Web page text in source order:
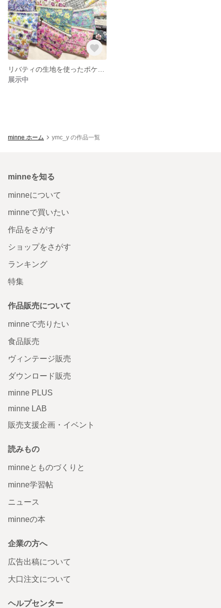
展示中
minne ホーム ymc_y の作品一覧
minneを知る
minneについて
minneで買いたい
作品をさがす
ショップをさがす
ランキング
特集
作品販売について
minneで売りたい
食品販売
ヴィンテージ販売
ダウンロード販売
minne PLUS
minne LAB
販売支援企画・イベント
読みもの
minneとものづくりと
minne学習帖
ニュース
minneの本
企業の方へ
広告出稿について
大口注文について
ヘルプセンター